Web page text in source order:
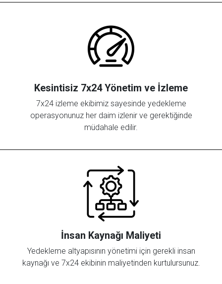
Kesintisiz 7x24 Yönetim ve İzleme
7x24 izleme ekibimiz sayesinde yedekleme
operasyonunuz her daim izlenir ve gerektiğinde
müdahale edilir.
İnsan Kaynağı Maliyeti
Yedekleme altyapısının yönetimi için gerekli insan
kaynağı ve 7x24 ekibinin maliyetinden kurtulursunuz.